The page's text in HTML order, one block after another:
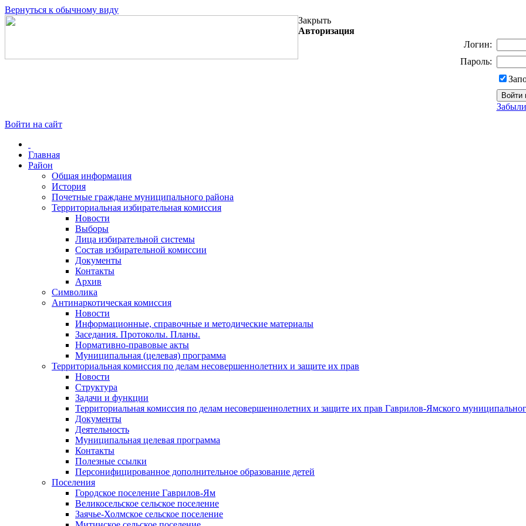
Вернуться к обычному виду
Закрыть
Авторизация
Логин:
Пароль:
Войти на сайт
Главная
Район
Общая информация
История
Почетные граждане муниципального района
Территориальная избирательная комиссия
Новости
Выборы
Лица избирательной системы
Состав избирательной комиссии
Документы
Контакты
Архив
Символика
Антинаркотическая комиссия
Новости
Информационные, справочные и методические материалы
Заседания. Протоколы. Планы.
Нормативно-правовые акты
Муниципальная (целевая) программа
Территориальная комиссия по делам несовершеннолетних и защите их прав
Новости
Структура
Задачи и функции
Территориальная комиссия по делам несовершеннолетних и защите их прав Гаврилов-Ямского
Документы
Деятельность
Муниципальная целевая программа
Контакты
Полезные ссылки
Персонифицированное дополнительное образование детей
Поселения
Городское поселение Гаврилов-Ям
Великосельское сельское поселение
Заячье-Холмское сельское поселение